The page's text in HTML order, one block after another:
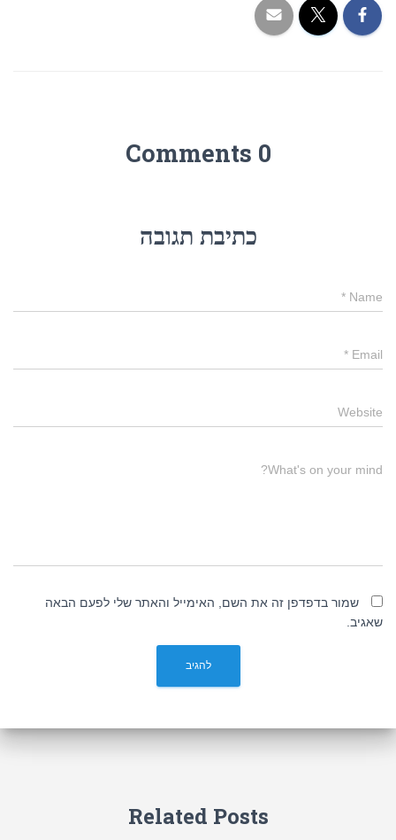
0 Comments
כתיבת תגובה
Name
*
Email
*
Website
What's on your mind?
שמור בדפדפן זה את השם, האימייל והאתר שלי לפעם הבאה
שאגיב.
Related Posts